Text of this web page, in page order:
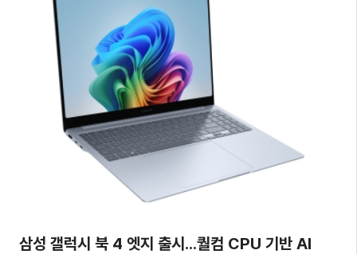
삼성 갤럭시 북 4 엣지 출시...퀄컴 CPU 기반 AI